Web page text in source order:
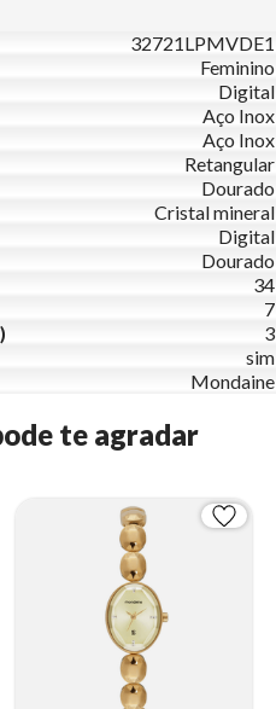
32721LPMVDE1
Feminino
Digital
Aço Inox
Aço Inox
Retangular
Dourado
Cristal mineral
Digital
Dourado
34
7
3
sim
Mondaine
te agradar